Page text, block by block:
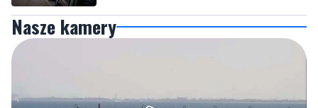
Nasze kamery